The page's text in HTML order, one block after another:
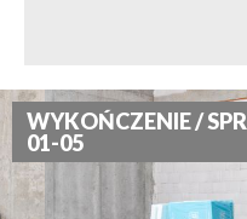
WYKOŃCZENIE /
01-05